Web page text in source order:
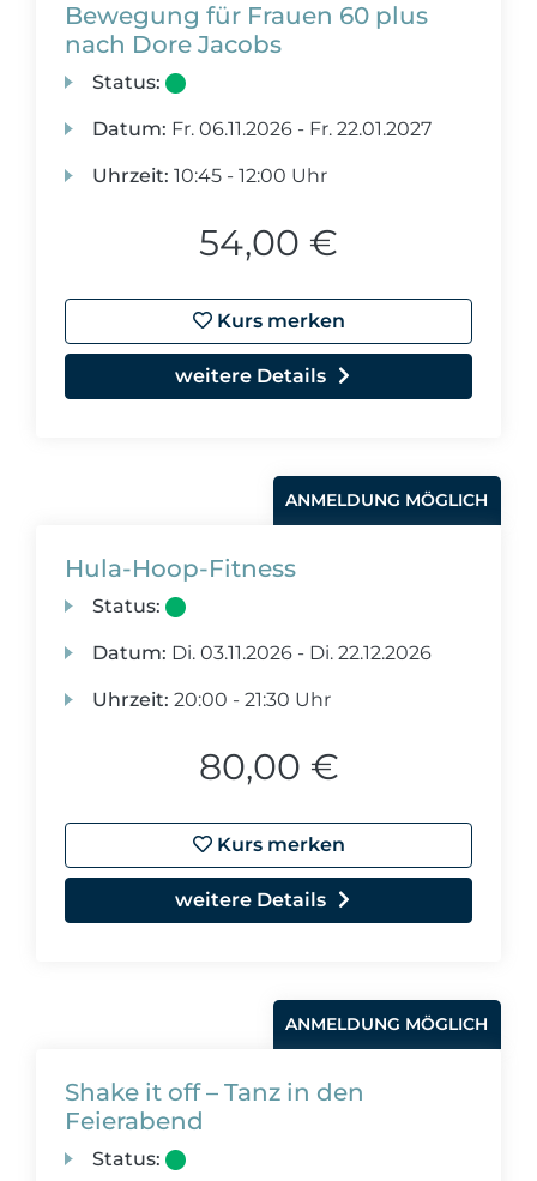
Bewegung für Frauen 60 plus
nach Dore Jacobs
Status:
Datum: Fr. 06.11.2026 - Fr. 22.01.2027
Uhrzeit: 10:45 - 12:00 Uhr
54,00 €
Kurs merken
weitere Details
ANMELDUNG MÖGLICH
Hula-Hoop-Fitness
Status:
Datum: Di. 03.11.2026 - Di. 22.12.2026
Uhrzeit: 20:00 - 21:30 Uhr
80,00 €
Kurs merken
weitere Details
ANMELDUNG MÖGLICH
Shake it off – Tanz in den
Feierabend
Status: